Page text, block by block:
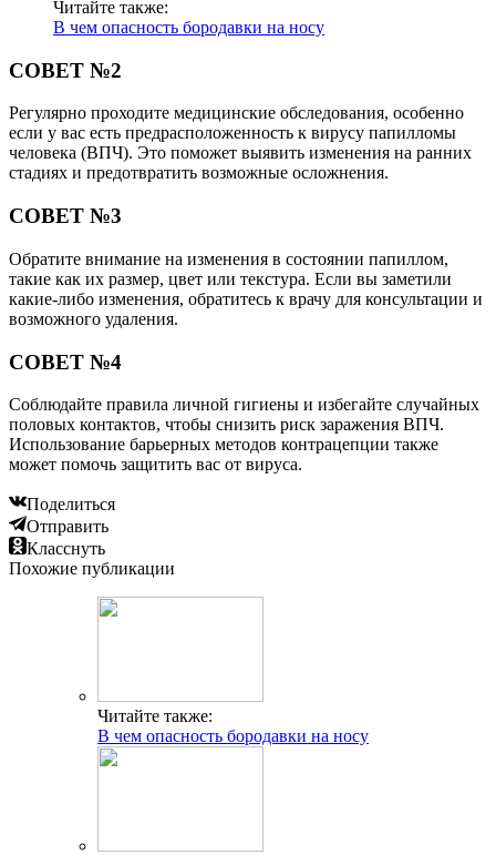
Читайте также:
В чем опасность бородавки на носу
СОВЕТ №2
Регулярно проходите медицинские обследования, особенно
если у вас есть предрасположенность к вирусу папилломы
человека (ВПЧ). Это поможет выявить изменения на ранних
стадиях и предотвратить возможные осложнения.
СОВЕТ №3
Обратите внимание на изменения в состоянии папиллом,
такие как их размер, цвет или текстура. Если вы заметили
какие-либо изменения, обратитесь к врачу для консультации и
возможного удаления.
СОВЕТ №4
Соблюдайте правила личной гигиены и избегайте случайных
половых контактов, чтобы снизить риск заражения ВПЧ.
Использование барьерных методов контрацепции также
может помочь защитить вас от вируса.
Поделиться
Отправить
Класснуть
Похожие публикации
Читайте также:
В чем опасность бородавки на носу